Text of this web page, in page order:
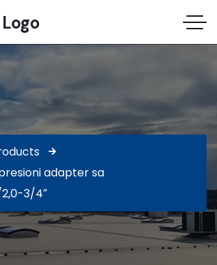
adapter sa
2,0-3/4″